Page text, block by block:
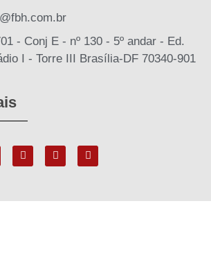
- Conj E - nº 130 - 5º andar - Ed.
I - Torre III Brasília-DF 70340-901